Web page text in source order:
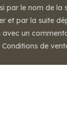
par le nom de la
et par la suite
un
Conditions de